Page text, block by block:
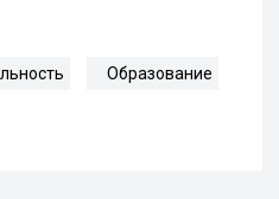
Образование